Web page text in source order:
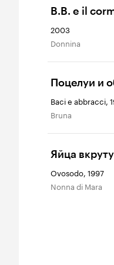
B.B. e il
2003
Donnina
Поцелуи и
Baci e abbracci,
Bruna
Яйца
Ovosodo, 1997
Nonna di Mara